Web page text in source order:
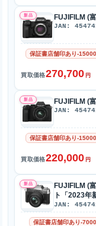
新品 FUJIFILM (
JAN:
保証書店舗印あり-
買取価格270,700 円
新品 FUJIFILM (
JAN:
保証書店舗印あり-
買取価格220,000 円
新品
FUJIFILM (
ト「2023年
JAN:
保証書店舗印あり-